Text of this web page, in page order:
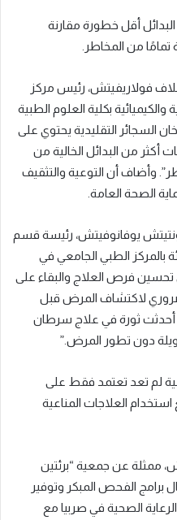
أقل خطورة مقارنة
تمامًا من المخاطر.
فولاريفيتش، رئيس مركز
والكيميائية بكلية العلوم الطبية
السجائر التقليدية يحتوي على
أكثر من البدائل الخالية من
وأضاف أن التوعية والتثقيف
الصحة العامة.
يوفانوفيتش، رئيسة قسم
بالمركز الطبي الجامعي في
تحسين فرص العلاج والبقاء على
ضروري لاكتشاف المرض قبل
أحدثت ثورة في علاج سرطان
دون تطور المرض.”
لم تعد تعتمد فقط على
استخدام العلاجات المناعية
ممثلة عن جمعية “برئتين
برامج الفحص المبكر وتوفير
الصحية في صربيا مع